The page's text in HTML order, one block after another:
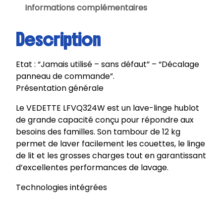
Informations complémentaires
Description
Etat : “Jamais utilisé – sans défaut” – “Décalage
panneau de commande”.
Présentation générale
Le VEDETTE LFVQ324W est un lave-linge hublot
de grande capacité conçu pour répondre aux
besoins des familles. Son tambour de 12 kg
permet de laver facilement les couettes, le linge
de lit et les grosses charges tout en garantissant
d’excellentes performances de lavage.
Technologies intégrées